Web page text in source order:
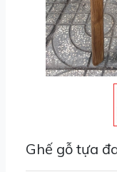
Ghế gỗ tựa